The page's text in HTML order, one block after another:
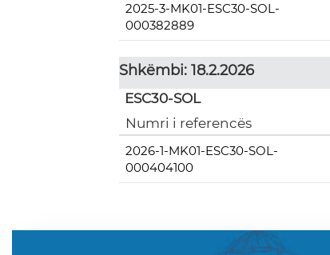
2025-3-MK01-ESC30-SOL-
000382889
Shkëmbi: 18.2.2026
ESC30-SOL
Numri i referencës
2026-1-MK01-ESC30-SOL-
000404100